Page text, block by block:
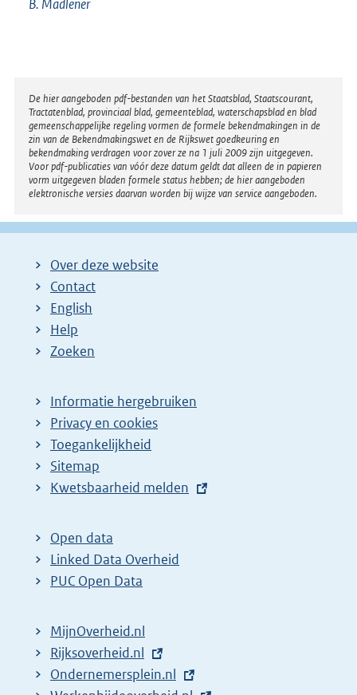
B. Madlener
Disclaimer
De hier aangeboden pdf-bestanden van het Staatsblad, Staatscourant,
Tractatenblad, provinciaal blad, gemeenteblad, waterschapsblad en blad
gemeenschappelijke regeling vormen de formele bekendmakingen in de
zin van de Bekendmakingswet en de Rijkswet goedkeuring en
bekendmaking verdragen voor zover ze na 1 juli 2009 zijn uitgegeven.
Voor pdf-publicaties van vóór deze datum geldt dat alleen de in papieren
vorm uitgegeven bladen formele status hebben; de hier aangeboden
elektronische versies daarvan worden bij wijze van service aangeboden.
Over deze website
Contact
English
Help
Zoeken
Informatie hergebruiken
Privacy en cookies
Toegankelijkheid
Sitemap
E
t
e
r
l
i
n
Kwetsbaarheid melden
Open data
Linked Data Overheid
PUC Open Data
MijnOverheid.nl
E
x
Rijksoverheid.nl
E
Ondernemersplein.nl